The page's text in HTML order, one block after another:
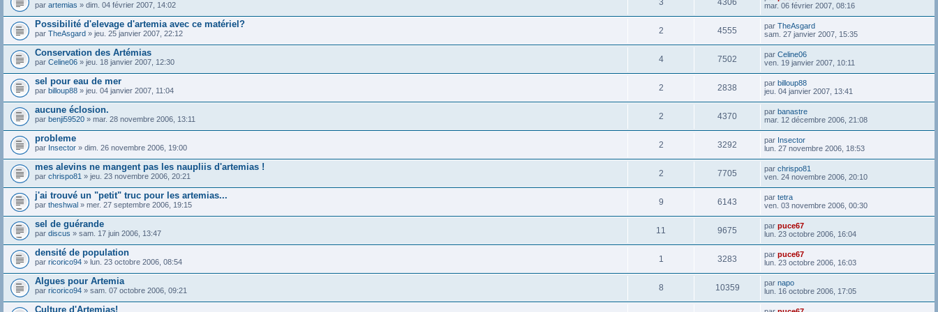
par artemias » dim. 04 février 2007, 14:02
mar. 06 février 2007, 08:16
Possibilité d'elevage d'artemia avec ce matériel?
par TheAsgard » jeu. 25 janvier 2007, 22:12 2 4555 par TheAsgard
sam. 27 janvier 2007, 15:35
Conservation des Artémias
par Celine06 » jeu. 18 janvier 2007, 12:30 4 7502 par Celine06
ven. 19 janvier 2007, 10:11
sel pour eau de mer
par billoup88 » jeu. 04 janvier 2007, 11:04 2 2838 par billoup88
jeu. 04 janvier 2007, 13:41
aucune éclosion.
par benji59520 » mar. 28 novembre 2006, 13:11 2 4370 par banastre
mar. 12 décembre 2006, 21:08
probleme
par Insector » dim. 26 novembre 2006, 19:00 2 3292 par Insector
lun. 27 novembre 2006, 18:53
mes alevins ne mangent pas les naupliis d'artemias !
par chrispo81 » jeu. 23 novembre 2006, 20:21 2 7705 par chrispo81
ven. 24 novembre 2006, 20:10
j'ai trouvé un "petit" truc pour les artemias...
par theshwal » mer. 27 septembre 2006, 19:15 9 6143 par tetra
ven. 03 novembre 2006, 00:30
sel de guérande
par discus » sam. 17 juin 2006, 13:47 11 9675 par puce67
lun. 23 octobre 2006, 16:04
densité de population
par ricorico94 » lun. 23 octobre 2006, 08:54 1 3283 par puce67
lun. 23 octobre 2006, 16:03
Algues pour Artemia
par ricorico94 » sam. 07 octobre 2006, 09:21 8 10359 par napo
lun. 16 octobre 2006, 17:05
Culture d'Artemias!